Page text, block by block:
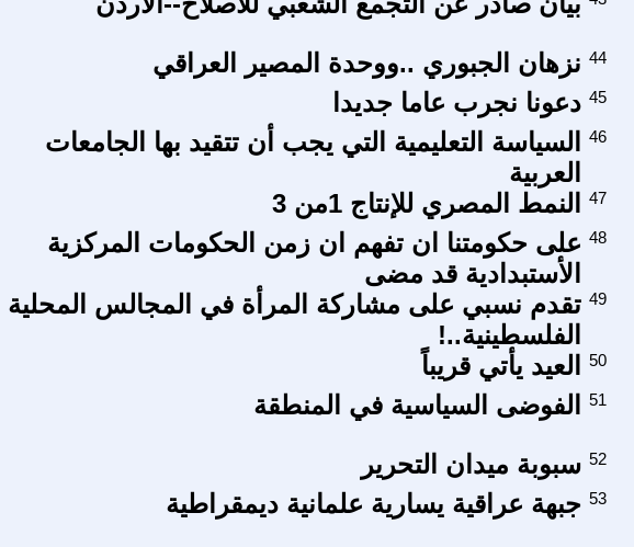
نزهان الجبوري ..ووحدة المصير العراقي 44
دعونا نجرب عاما جديدا 45
السياسة التعليمية التي يجب أن تتقيد بها الجامعات
العربية
46
النمط المصري للإنتاج 1من 3 47
على حكومتنا ان تفهم ان زمن الحكومات المركزية
الأستبدادية قد مضى
48
تقدم نسبي على مشاركة المرأة في المجالس المحلية
الفلسطينية..!
49
العيد يأتي قريباً 50
الفوضى السياسية في المنطقة 51
سبوبة ميدان التحرير 52
جبهة عراقية يسارية علمانية ديمقراطية 53